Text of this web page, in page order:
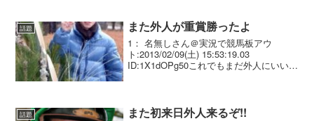
話題 また外人が重賞勝ったよ
1： 名無しさん＠実況で競馬板アウ
ト:2013/02/09(土) 15:53:19.03
ID:1X1dOPg50これでもまだ外人にいい馬
話題 また初来日外人来るぞ!!